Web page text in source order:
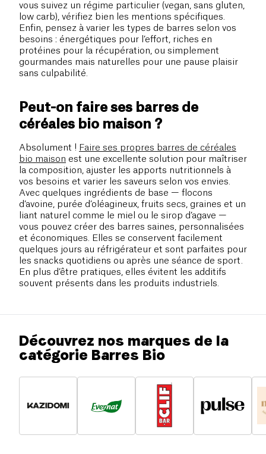
vous suivez un régime particulier (vegan, sans gluten,
low carb), vérifiez bien les mentions spécifiques.
Enfin, pensez à varier les types de barres selon vos
besoins : énergétiques pour l’effort, riches en
protéines pour la récupération, ou simplement
gourmandes mais naturelles pour une pause plaisir
sans culpabilité.
Peut-on faire ses barres de
céréales bio maison ?
Absolument ! Faire ses propres barres de céréales
bio maison est une excellente solution pour maîtriser
la composition, ajuster les apports nutritionnels à
vos besoins et varier les saveurs selon vos envies.
Avec quelques ingrédients de base — flocons
d’avoine, purée d’oléagineux, fruits secs, graines et un
liant naturel comme le miel ou le sirop d’agave —
vous pouvez créer des barres saines, personnalisées
et économiques. Elles se conservent facilement
quelques jours au réfrigérateur et sont parfaites pour
les snacks quotidiens ou après une séance de sport.
En plus d’être pratiques, elles évitent les additifs
souvent présents dans les produits industriels.
Découvrez nos marques de la
catégorie Barres Bio